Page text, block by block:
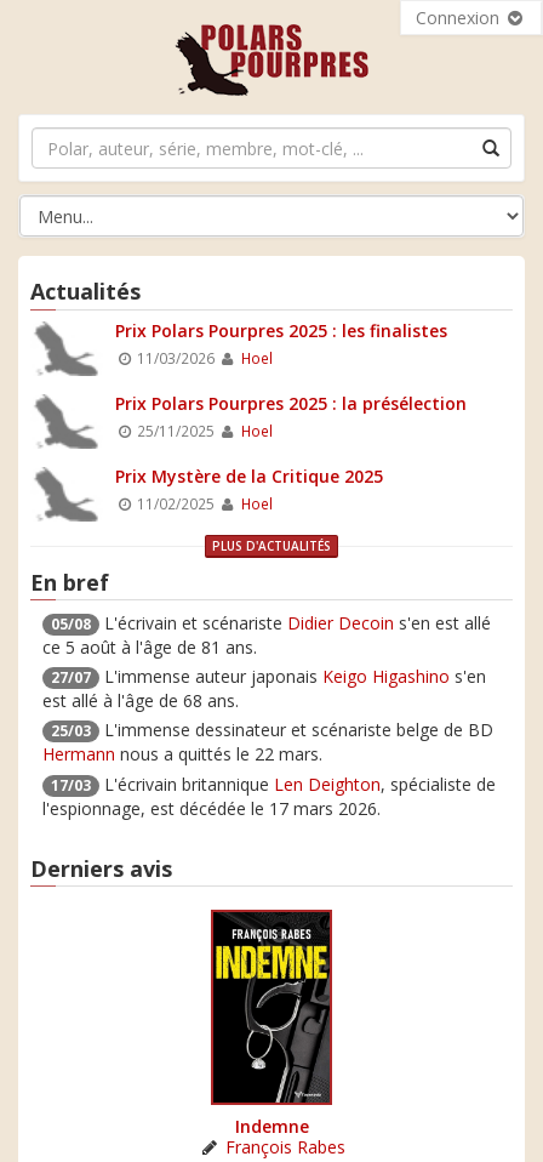
Connexion
Actualités
Prix Polars Pourpres 2025 : les finalistes
11/03/2026 Hoel
Prix Polars Pourpres 2025 : la présélection
25/11/2025 Hoel
Prix Mystère de la Critique 2025
11/02/2025 Hoel
PLUS D'ACTUALITÉS
En bref
05/08 L'écrivain et scénariste Didier Decoin s'en est allé
ce 5 août à l'âge de 81 ans.
27/07 L'immense auteur japonais Keigo Higashino s'en
est allé à l'âge de 68 ans.
25/03
L'immense dessinateur et scénariste belge de BD
Hermann nous a quittés le 22 mars.
17/03 L'écrivain britannique Len Deighton, spécialiste de
l'espionnage, est décédée le 17 mars 2026.
Derniers avis
Indemne
François Rabes